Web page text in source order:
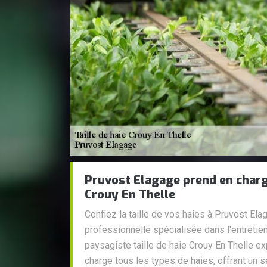
Pruvost Elagage prend en
Crouy En Thelle
Confiez la taille de vos haies à Pruvost
professionnelle spécialisée dans
paysagiste taille de haie Crouy En Thelle
charge tous les types de haies, offrant un